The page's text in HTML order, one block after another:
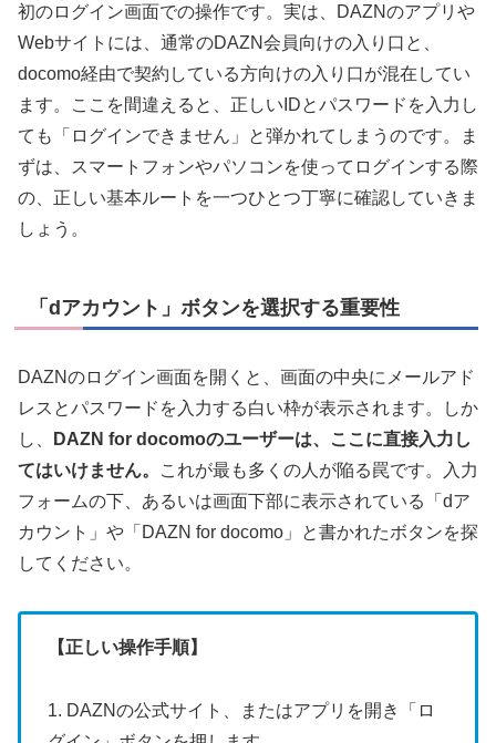
初のログイン画面での操作です。実は、DAZNのアプリや
Webサイトには、通常のDAZN会員向けの入り口と、
docomo経由で契約している方向けの入り口が混在してい
ます。ここを間違えると、正しいIDとパスワードを入力し
ても「ログインできません」と弾かれてしまうのです。ま
ずは、スマートフォンやパソコンを使ってログインする際
の、正しい基本ルートを一つひとつ丁寧に確認していきま
しょう。
「dアカウント」ボタンを選択する重要性
DAZNのログイン画面を開くと、画面の中央にメールアド
レスとパスワードを入力する白い枠が表示されます。しか
し、
DAZN for docomoのユーザーは、ここに直接入力し
てはいけません。
これが最も多くの人が陥る罠です。入力
フォームの下、あるいは画面下部に表示されている「dア
カウント」や「DAZN for docomo」と書かれたボタンを探
してください。
【正しい操作手順】
1. DAZNの公式サイト、またはアプリを開き「ロ